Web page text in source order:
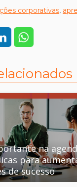
corporativas,
na
para
de sucesso